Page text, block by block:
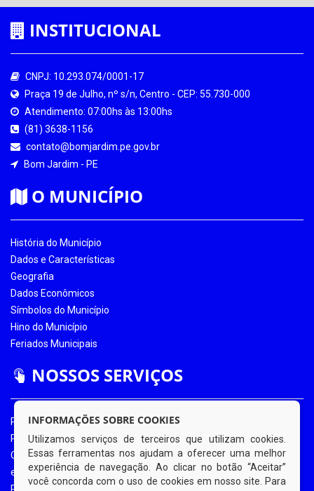
INSTITUCIONAL
CNPJ: 10.293.074/0001-17
Praça 19 de Julho, nº s/n, Centro - CEP: 55.730-000
Atendimento: 07:00hs às 13:00hs
(81) 3638-1156
contato@bomjardim.pe.gov.br
Bom Jardim - PE
O MUNICÍPIO
História do Município
Dados e Características
Geografia
Dados Econômicos
Símbolos do Município
Hino do Município
Feriados Municipais
NOSSOS SERVIÇOS
Portal da Transparência
Portal da Transparência COVID-19
Ouvidoria Eletrônica
e-SIC
INFORMAÇÕES SOBRE COOKIES
Utilizamos serviços de terceiros que utilizam cookies.
Essas ferramentas nos ajudam a oferecer uma melhor
experiência de navegação. Ao clicar no botão “Aceitar”
você concorda com o uso de cookies em nosso site. Para